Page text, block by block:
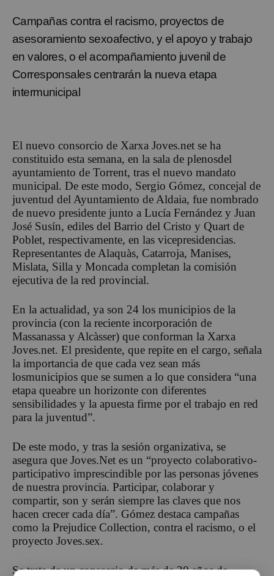
Campañas contra el racismo, proyectosde
asesoramiento sexoafectivo, y el apoyo y trabajo
en valores, o el acompañamiento juvenilde
Corresponsales centrarán la nueva etapa
intermunicipal
El nuevo consorcio de Xarxa Joves.net se ha
constituido esta semana, en la sala de plenosdel
ayuntamiento de Torrent, tras el nuevo mandato
municipal. De este modo, Sergio Gómez, concejal de
juventud del Ayuntamiento de Aldaia, fue nombrado
de nuevo presidente junto a Lucía Fernández y Juan
José Susín, ediles del Barrio del Cristo y Quart de
Poblet, respectivamente, en las vicepresidencias.
Representantes de Alaquàs, Catarroja, Manises,
Mislata, Silla y Moncada completan la comisión
ejecutiva de la red provincial.
En la actualidad, ya son 24 los municipios de la
provincia (con la reciente incorporación de
Massanassa y Alcàsser) que conforman la Xarxa
Joves.net. El presidente, que repite en el cargo, señala
la importancia de que cada vez sean más
losmunicipios que se sumen a lo que considera “una
etapa queabre un horizonte con diferentes
sensibilidades y la apuesta firme por el trabajo en red
para la juventud”.
De este modo, y tras la sesión organizativa, se
asegura que Joves.Net es un “proyecto colaborativo-
participativo imprescindible por las personas jóvenes
de nuestra provincia. Participar, colaborar y
compartir, son y serán siempre las claves que nos
hacen crecer cada día”. Gómez destaca campañas
como la Prejudice Collection, contra el racismo, o el
proyecto Joves.sex.
Se trata de un consorcio de más de 30 años de